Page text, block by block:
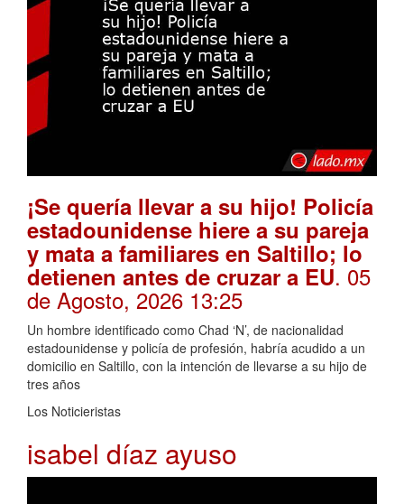
¡Se quería llevar a su hijo! Policía
estadounidense hiere a su pareja
y mata a familiares en Saltillo; lo
detienen antes de cruzar a EU. 05
de Agosto, 2026 13:25
Un hombre identificado como Chad ‘N’, de nacionalidad
estadounidense y policía de profesión, habría acudido a un
domicilio en Saltillo, con la intención de llevarse a su hijo de
tres años
Los Noticieristas
isabel díaz ayuso